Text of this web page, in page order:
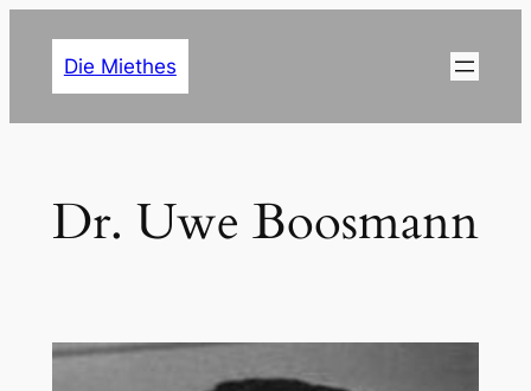
Die Miethes
Dr. Uwe Boosmann